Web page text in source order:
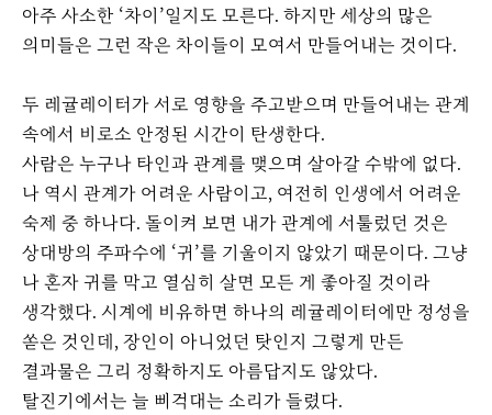
아주 사소한 ‘차이’일지도 모른다. 하지만 세상의 많은
의미들은 그런 작은 차이들이 모여서 만들어내는 것이다.
두 레귤레이터가 서로 영향을 주고받으며 만들어내는 관계
속에서 비로소 안정된 시간이 탄생한다.
사람은 누구나 타인과 관계를 맺으며 살아갈 수밖에 없다.
나 역시 관계가 어려운 사람이고, 여전히 인생에서 어려운
숙제 중 하나다. 돌이켜 보면 내가 관계에 서툴렀던 것은
상대방의 주파수에 ‘귀’를 기울이지 않았기 때문이다. 그냥
나 혼자 귀를 막고 열심히 살면 모든 게 좋아질 것이라
생각했다. 시계에 비유하면 하나의 레귤레이터에만 정성을
쏟은 것인데, 장인이 아니었던 탓인지 그렇게 만든
결과물은 그리 정확하지도 아름답지도 않았다.
탈진기에서는 늘 삐걱대는 소리가 들렸다.